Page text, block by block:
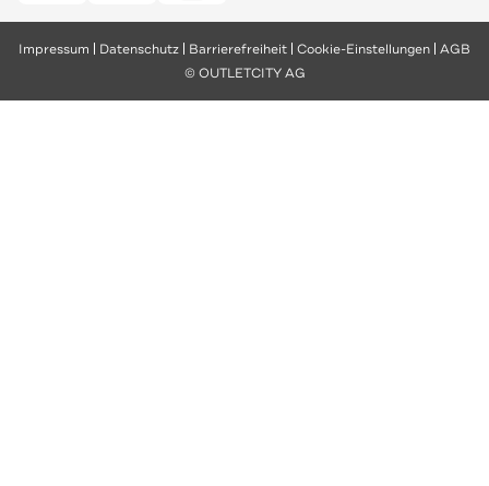
Impressum Datenschutz Barrierefreiheit Cookie-Einstellungen AGB
© OUTLETCITY AG